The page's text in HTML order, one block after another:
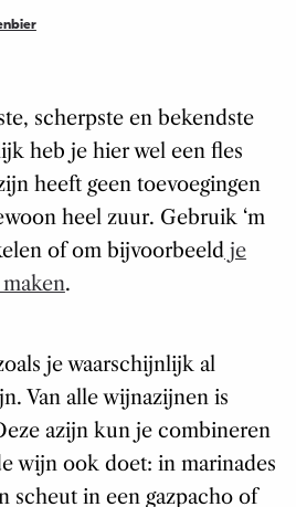
scherpste en bekendste
heb je hier wel een fles
heeft geen toevoegingen
heel zuur. Gebruik ‘m
of om bijvoorbeeld je
.
je waarschijnlijk al
Van alle wijnazijnen is
azijn kun je combineren
wijn ook doet: in marinades
scheut in een gazpacho of